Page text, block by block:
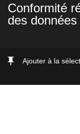
Conformité
des données
Ajouter à la